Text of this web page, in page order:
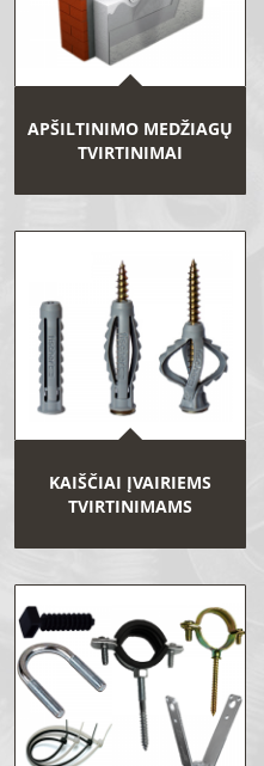
APŠILTINIMO MEDŽIAGŲ
TVIRTINIMAI
KAIŠČIAI ĮVAIRIEMS
TVIRTINIMAMS